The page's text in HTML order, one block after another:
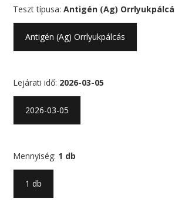
Teszt típusa: Antigén (Ag)
Antigén (Ag) Orrlyukpálcás
Lejárati idő: 2026-03-05
2026-03-05
Mennyiség: 1 db
1 db